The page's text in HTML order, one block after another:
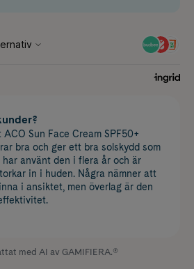
Sun Face Cream SPF50+
bra och ger ett bra solskydd som
har använt den i flera år och är
in i huden. Några nämner att
i ansiktet, men överlag är den
med AI av GAMIFIERA.®